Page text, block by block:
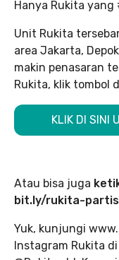
Hanya Rukita yang
Unit Rukita
area Jakarta,
makin penasaran
Rukita, klik tombol
KLIK DI SINI
Atau bisa juga
bit.ly/rukita-
Yuk, kunjungi
Instagram Rukita